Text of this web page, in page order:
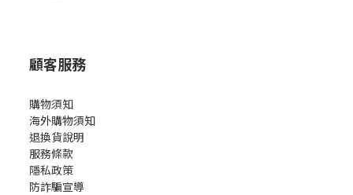
顧客服務
購物須知
海外購物須知
退換貨說明
服務條款
隱私政策
防詐騙宣導